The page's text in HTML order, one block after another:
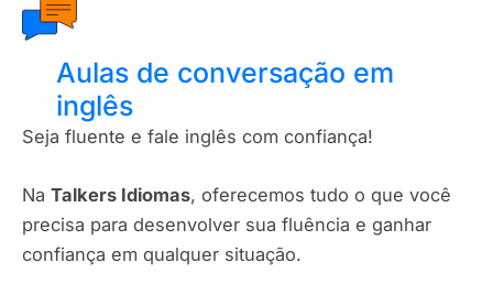
Aulas de conversação em
inglês
Seja fluente e fale inglês com confiança!
Na Talkers Idiomas, oferecemos tudo o que você
precisa para desenvolver sua fluência e ganhar
confiança em qualquer situação.